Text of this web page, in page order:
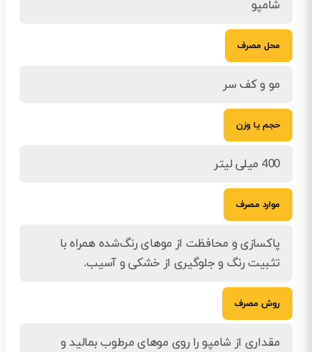
شامپو
محل مصرف
مو و کف سر
حجم یا وزن
400 میلی لیتر
موارد مصرف
پاکسازی و محافظت از موهای رنگ‌شده همراه با
تثبیت رنگ و جلوگیری از خشکی و آسیب.
روش مصرف
مقداری از شامپو را روی موهای مرطوب بمالید و